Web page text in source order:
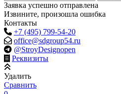
Заявка успешно отправлена
Извините, произошла ошибка
Контакты
+7 (495) 799-54-20
office@sdgroup54.ru
@StroyDesignopen
Реквизиты
Удалить
Сравнить